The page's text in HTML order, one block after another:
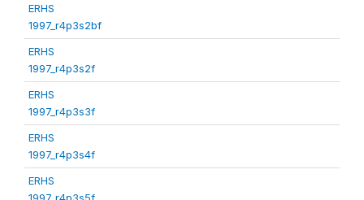
ERHS
1997_r4p3s2bf
ERHS
1997_r4p3s2f
ERHS
1997_r4p3s3f
ERHS
1997_r4p3s4f
ERHS
1997_r4p3s5f